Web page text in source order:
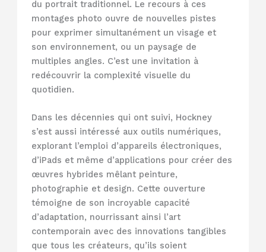
du portrait traditionnel. Le recours à ces
montages photo ouvre de nouvelles pistes
pour exprimer simultanément un visage et
son environnement, ou un paysage de
multiples angles. C’est une invitation à
redécouvrir la complexité visuelle du
quotidien.
Dans les décennies qui ont suivi, Hockney
s’est aussi intéressé aux outils numériques,
explorant l’emploi d’appareils électroniques,
d’iPads et même d’applications pour créer des
œuvres hybrides mêlant peinture,
photographie et design. Cette ouverture
témoigne de son incroyable capacité
d’adaptation, nourrissant ainsi l’art
contemporain avec des innovations tangibles
que tous les créateurs, qu’ils soient